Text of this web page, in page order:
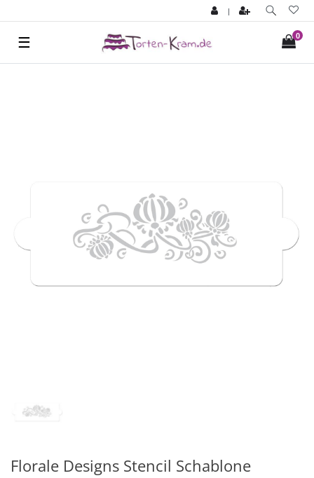
|
0
☰
Florale Designs Stencil Schablone